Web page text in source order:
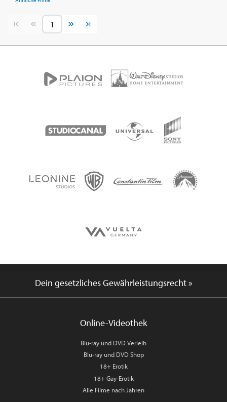
Vorherige SeiteNächste Seite
Dein gesetzliches Gewährleistungsrecht »
Online-Videothek
Blu-ray und DVD Verleih
Blu-ray und DVD Shop
18+ Erotik
18+ Gay-Erotik
Alle Filme nach Jahren